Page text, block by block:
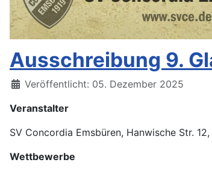
Ausschreibung 9.
Veröffentlicht: 05. Dezember 2025
Veranstalter
SV Concordia Emsbüren, Hanwische Str.
Wettbewerbe